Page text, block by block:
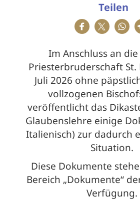
Teilen
Im Anschluss an
Priesterbruderschaft St.
Juli 2026 ohne
vollzogenen
veröffentlicht das
Glaubenslehre einige
Italienisch) zur dadurch
Situation.
Diese Dokumente
Bereich „Dokumente“
Verfügung.